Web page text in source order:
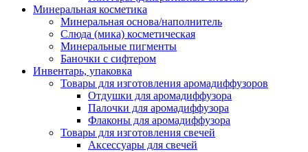
Минеральная косметика
Минеральная основа/наполнитель
Слюда (мика) косметическая
Минеральные пигменты
Баночки с сифтером
Инвентарь, упаковка
Товары для изготовления аромадиффузоров
Отдушки для аромадиффузора
Палочки для аромадиффузора
Флаконы для аромадиффузора
Товары для изготовления свечей
Аксессуары для свечей